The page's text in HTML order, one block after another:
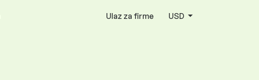
Ulaz za firme USD